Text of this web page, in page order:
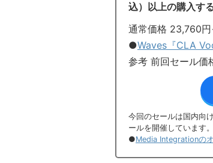
込）以上の購入す
通常価格 23,760
●Waves『CLA
参考 前回セール価
今回のセールは国内向
ールを開催しています。
●Media Integrationの